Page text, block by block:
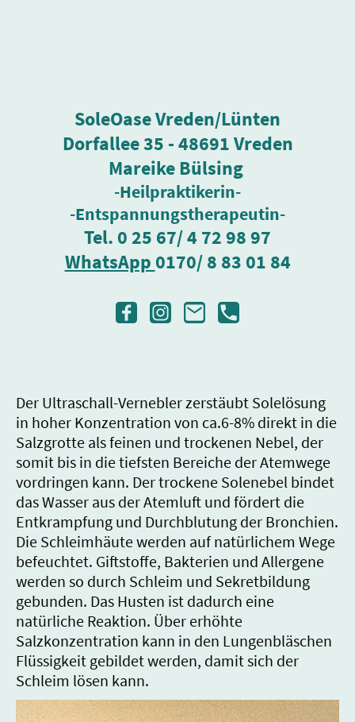
SoleOase Vreden/Lünten
Dorfallee 35 - 48691 Vreden
Mareike Bülsing
-Heilpraktikerin-
-Entspannungstherapeutin-
Tel. 0 25 67/ 4 72 98 97
WhatsApp 0170/ 8 83 01 84
Der Ultraschall-Vernebler zerstäubt Solelösung
in hoher Konzentration von ca.6-8% direkt in die
Salzgrotte als feinen und trockenen Nebel, der
somit bis in die tiefsten Bereiche der Atemwege
vordringen kann. Der trockene Solenebel bindet
das Wasser aus der Atemluft und fördert die
Entkrampfung und Durchblutung der Bronchien.
Die Schleimhäute werden auf natürlichem Wege
befeuchtet. Giftstoffe, Bakterien und Allergene
werden so durch Schleim und Sekretbildung
gebunden. Das Husten ist dadurch eine
natürliche Reaktion. Über erhöhte
Salzkonzentration kann in den Lungenbläschen
Flüssigkeit gebildet werden, damit sich der
Schleim lösen kann.